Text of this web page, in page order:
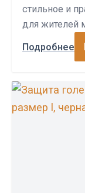
стильное и
для жителей
Подробнее